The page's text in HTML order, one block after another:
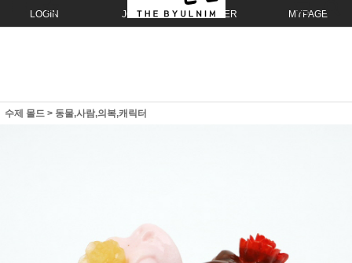
LOGIN JOIN ORDER MYPAGE
수제 몰드 > 동물,사람,의복,캐릭터